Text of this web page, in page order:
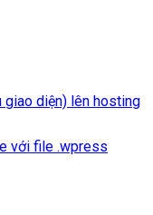
giao diện) lên hosting
với file .wpress